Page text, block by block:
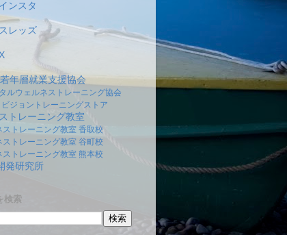
ンスタ
レッズ
年層就業支援協会
ルウェルネストレーニング協会
ジョントレーニングストア
トレーニング教室
ストレーニング教室 香取校
ストレーニング教室 谷町校
ストレーニング教室 熊本校
発研究所
検索